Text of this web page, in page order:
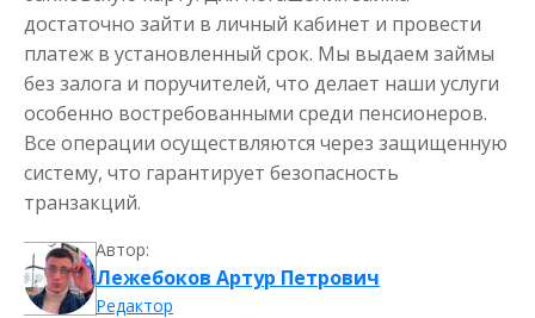
достаточно зайти в личный кабинет и провести
платеж в установленный срок. Мы выдаем займы
без залога и поручителей, что делает наши услуги
особенно востребованными среди пенсионеров.
Все операции осуществляются через защищенную
систему, что гарантирует безопасность
транзакций.
Автор:
Лежебоков Артур Петрович
Редактор